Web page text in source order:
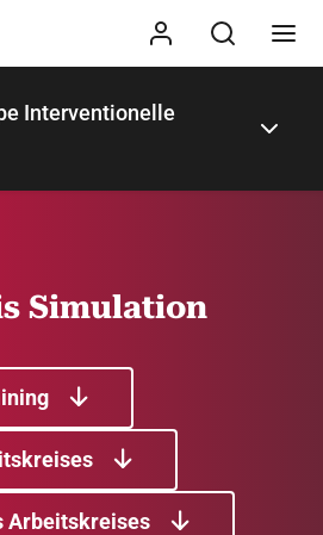
Interventionelle
Simulation
Arbeitskreises